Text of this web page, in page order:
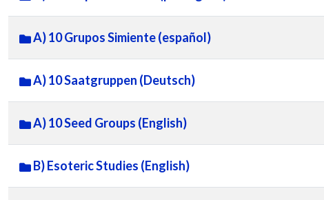
A) 10 Grupos Simiente (español)
A) 10 Saatgruppen (Deutsch)
A) 10 Seed Groups (English)
B) Esoteric Studies (English)